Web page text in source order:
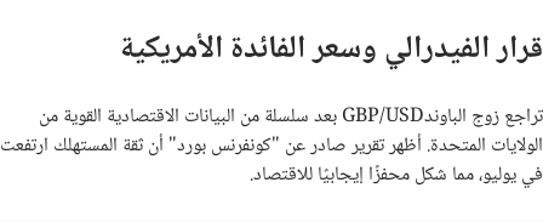
قرار الفيدرالي وسعر الفائدة الأمريكية
تراجع زوج الباوندGBP/USD بعد سلسلة من البيانات الاقتصادية القوية من
الولايات المتحدة. أظهر تقرير صادر عن "كونفرنس بورد" أن ثقة المستهلك ارتفعت
في يوليو، مما شكل محفزًا إيجابيًا للاقتصاد.